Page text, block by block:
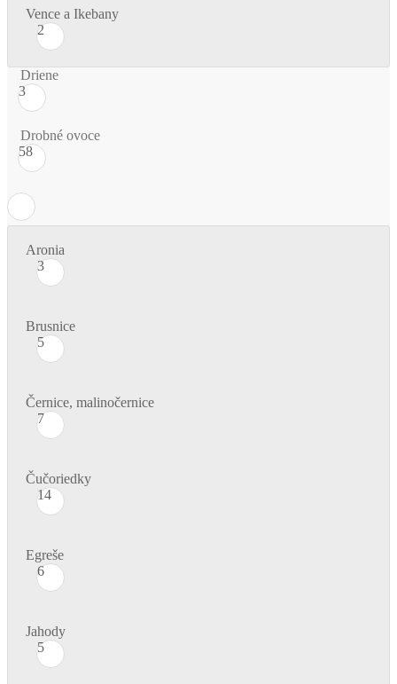
Vence a Ikebany
2
Driene
3
Drobné ovoce
58
Aronia
3
Brusnice
5
Černice, malinočernice
7
Čučoriedky
14
Egreše
6
Jahody
5